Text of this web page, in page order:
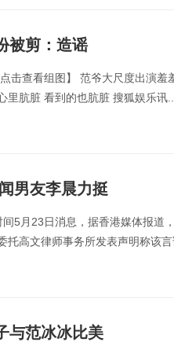
被剪：造谣
击查看组图】 范爷大尺度出演羞
里肮脏 看到的也肮脏 搜狐娱乐讯...
男友李晨力挺
5月23日消息，据香港媒体报道
高文律师事务所发表声明称该言
与范冰冰比美